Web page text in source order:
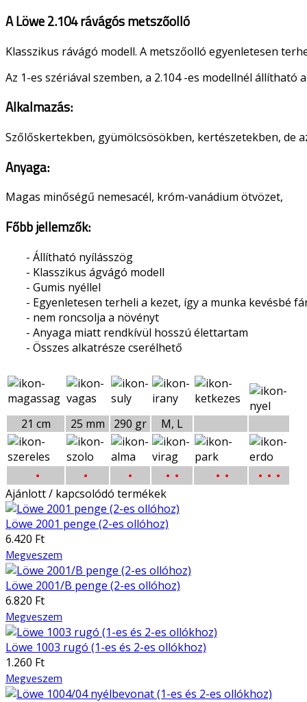
A Löwe 2.104 rávágós metszőolló
Klasszikus rávágó modell. A metszőolló egyenletesen
Az 1-es szériával szemben, a 2.104 -es modellnél
Alkalmazás:
Szőlőskertekben, gyümölcsösökben, kertészetekben, de
Anyaga:
Magas minőségű nemesacél, króm-vanádium ötvözet,
Főbb jellemzők:
- Állítható nyílásszög
- Klasszikus ágvágó modell
- Gumis nyéllel
- Egyenletesen terheli a kezet, így a munka kevésbé
- nem roncsolja a növényt
- Anyaga miatt rendkívül hosszú élettartam
- Összes alkatrésze cserélhető
21 cm 25 mm 290 gr M, L
• • • • • • • • • •
Ajánlott / kapcsolódó termékek
Löwe 2001 penge (2-es ollóhoz)
6.420 Ft
Megveszem
Löwe 2001/B penge (2-es ollóhoz)
6.820 Ft
Megveszem
Löwe 1003 rugó (1-es és 2-es ollókhoz)
1.260 Ft
Megveszem